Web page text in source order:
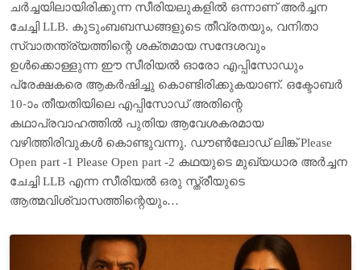
ചര്‍ച്ചയിലായിരിക്കുന്ന സീരിയലുകളിൽ ഒന്നാണ് അർച്ചന
ചേച്ചി LLB. കുടുംബബന്ധങ്ങളുടെ തീവ്രതയും, വനിതാ
സ്വാതന്ത്ര്യത്തിന്റെ ശക്തമായ സന്ദേശവും
ഉൾക്കൊള്ളുന്ന ഈ സീരിയൽ ഓരോ എപ്പിസോഡും
പ്രേക്ഷകരെ ആകർഷിച്ചു കൊണ്ടിരിക്കുകയാണ്. ഒക്ടോബർ
10-ാം തീയതിയിലെ എപ്പിസോഡ് അതിന്റെ
കഥാപ്രവാഹത്തിൽ പുതിയ ആവേശകരമായ
വഴിത്തിരിവുകൾ കൊണ്ടുവന്നു. ഡൗൺലോഡ് ലിങ്ക് Please
Open part -1 Please Open part -2 കഥയുടെ മുഖ്യധാര അർച്ചന
ചേച്ചി LLB എന്ന സീരിയൽ ഒരു സ്ത്രീയുടെ
ആത്മവിശ്വാസത്തിന്റെയും…